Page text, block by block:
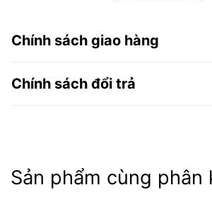
Chính sách giao hàng
Chính sách đổi trả
Sản phẩm cùng phân